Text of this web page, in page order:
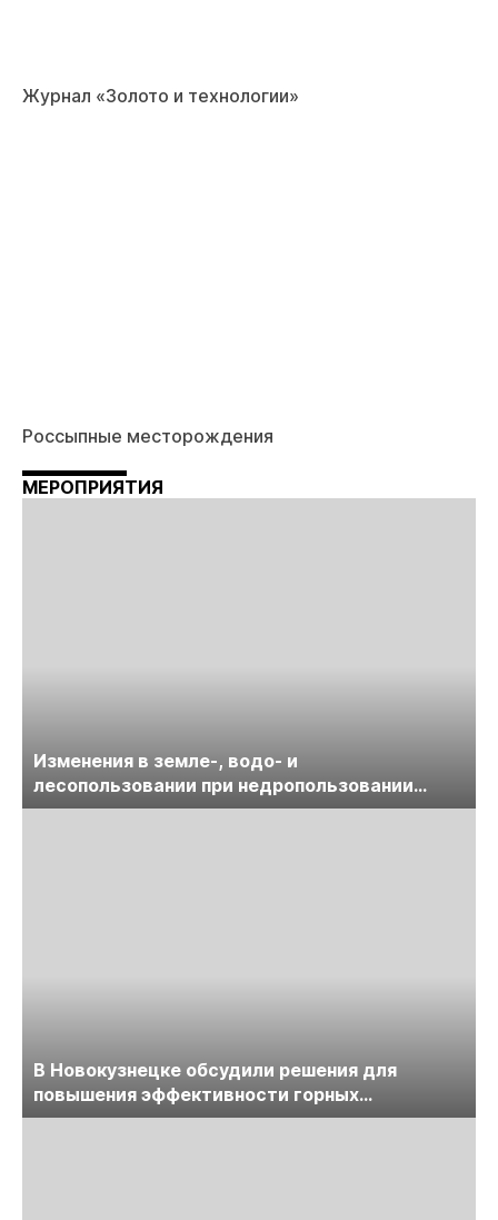
Журнал «Золото и технологии»
Россыпные месторождения
МЕРОПРИЯТИЯ
Изменения в земле-, водо- и
лесопользовании при недропользовании
обсудят на семинаре «ПравоТЭК»
В Новокузнецке обсудили решения для
повышения эффективности горных
предприятий